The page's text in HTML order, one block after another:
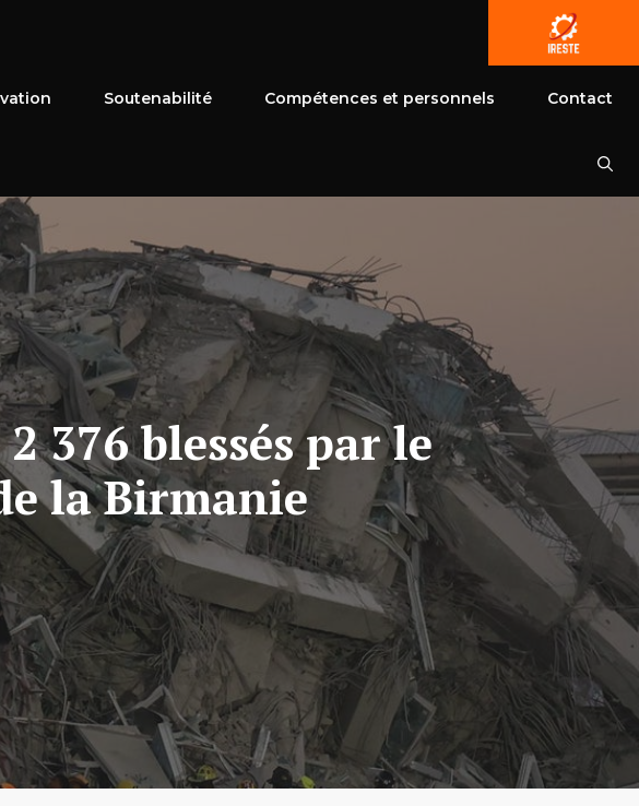
Soutenabilité Compétences et personnels Contact
376 blessés par le
la Birmanie